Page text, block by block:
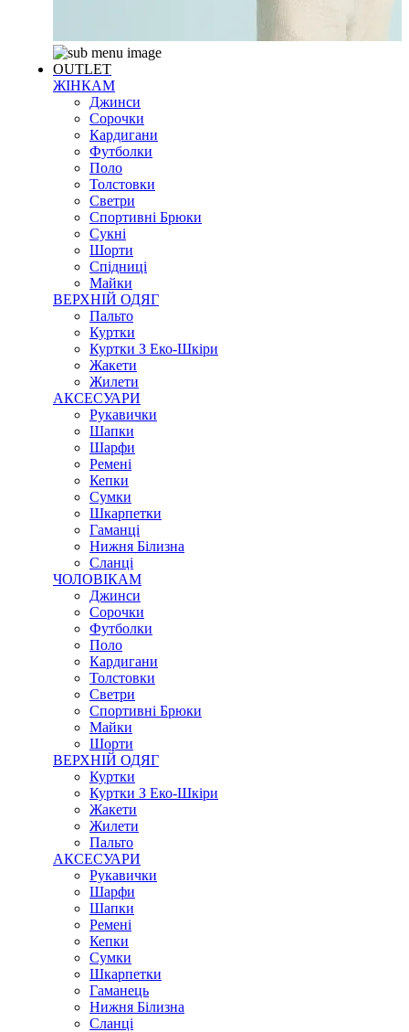
OUTLET
ЖІНКАМ
Джинси
Сорочки
Кардигани
Футболки
Поло
Толстовки
Светри
Спортивні Брюки
Сукні
Шорти
Спідниці
Майки
ВЕРХНІЙ ОДЯГ
Пальто
Куртки
Куртки З Еко-Шкіри
Жакети
Жилети
АКСЕСУАРИ
Рукавички
Шапки
Шарфи
Ремені
Кепки
Сумки
Шкарпетки
Гаманці
Нижня Білизна
Сланці
ЧОЛОВІКАМ
Джинси
Сорочки
Футболки
Поло
Кардигани
Толстовки
Светри
Спортивні Брюки
Майки
Шорти
ВЕРХНІЙ ОДЯГ
Куртки
Куртки З Еко-Шкіри
Жакети
Жилети
Пальто
АКСЕСУАРИ
Рукавички
Шарфи
Шапки
Ремені
Кепки
Сумки
Шкарпетки
Гаманець
Нижня Білизна
Сланці